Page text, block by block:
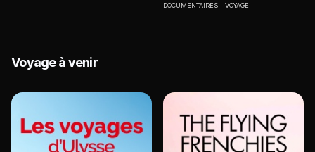
DOCUMENTAIRES VOYAGE
Voyage à venir